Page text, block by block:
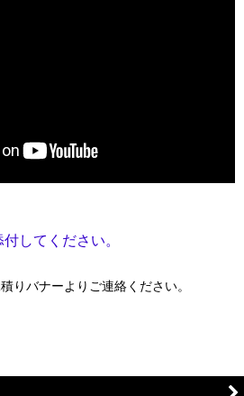
してください。
りバナーよりご連絡ください。